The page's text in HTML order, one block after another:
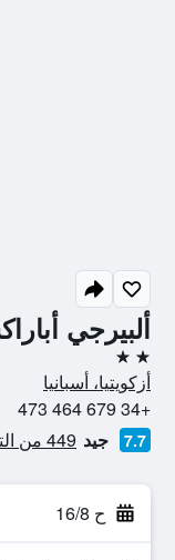
ألبيرجي
2 نجمتين
أزكويتيا، أسبانيا
+34 679 464 473
7.7 جيد 449 من التقييمات تم التحقق منها
ح 16/8